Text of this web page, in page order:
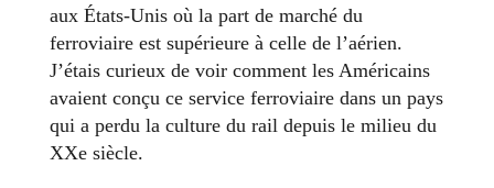
aux États-Unis où la part de marché du
ferroviaire est supérieure à celle de l’aérien.
J’étais curieux de voir comment les Américains
avaient conçu ce service ferroviaire dans un pays
qui a perdu la culture du rail depuis le milieu du
XXe siècle.